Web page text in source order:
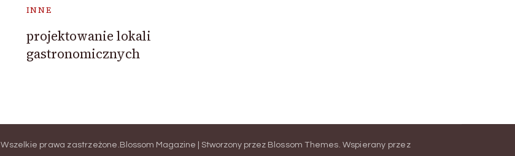
INNE
projektowanie lokali
gastronomicznych
. Wszelkie prawa zastrzeżone. Blossom Magazine | Stworzony przez Blossom Themes Wspierany przez